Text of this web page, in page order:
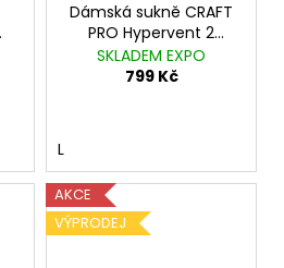
Dámská sukně CRAFT
PRO Hypervent 2
růžová
SKLADEM EXPO
799 Kč
L
AKCE
VÝPRODEJ